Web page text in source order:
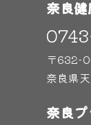
奈良
〒632-
奈良県
奈良